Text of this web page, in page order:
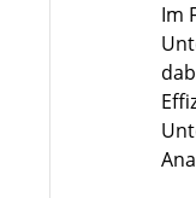
Im